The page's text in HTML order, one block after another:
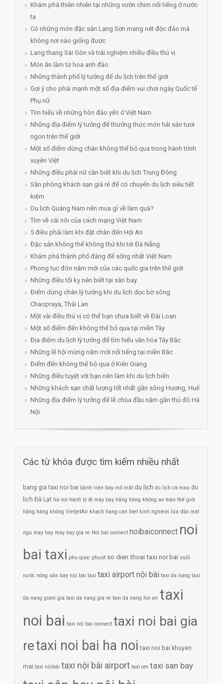
Khám phá thiên nhiên tại những vườn chim nổi tiếng ở nước
ta
Có những món đặc sản Lạng Sơn mang nét độc đáo mà
không nơi nào giống được
Lang thang Sài Gòn và trải nghiệm nhiều điều thú vị
Món ăn làm từ hoa anh đào
Những thành phố lý tưởng để du lịch trên thế giới
Gợi ý cho phái mạnh một số địa điểm vui chơi ngày Quốc tế
Phụ nữ
Tìm hiểu về những hòn đảo yến ở Việt Nam
Những địa điểm lý tưởng để thưởng thức món hải sản tươi
ngon trên thế giới
Một số điểm dừng chân không thể bỏ qua trong hành trình
xuyên Việt
Những điều phái nữ cần biết khi du lịch Trung Đông
Săn phòng khách sạn giá rẻ để có chuyến du lịch siêu tiết
kiệm
Du lịch Quảng Nam nên mua gì về làm quà?
Tìm về cái nôi của cách mạng Việt Nam
5 điều phải làm khi đặt chân đến Hội An
Đặc sản không thể không thử khi tới Đà Nẵng
Khám phá thành phố đáng để sống nhất Việt Nam
Phong tục đón năm mới của các quốc gia trên thế giới
Những điều tối kỵ nên biết tại sân bay
Điểm dừng chân lý tưởng khi du lịch dọc bờ sông
Chaopraya, Thái Lan
Một vài điều thú vị có thể bạn chưa biết về Đài Loan
Một số điểm đến không thể bỏ qua tại miền Tây
Địa điểm du lịch lý tưởng để tìm hiểu văn hóa Tây Bắc
Những lễ hội mừng năm mới nổi tiếng tại miền Bắc
Điểm đến không thể bỏ qua ở Kiên Giang
Những điều tuyệt vời bạn nên làm khi du lịch biển
Những khách sạn chất lượng tốt nhất gần sông Hương, Huế
Những địa điểm lý tưởng để lễ chùa đầu năm gần thủ đô Hà
Nội
Các từ khóa được tìm kiếm nhiều nhất
bang gia taxi noi bai bệnh viện bay mổ mắt du lịch du lịch cà mau du
lịch Đà Lạt ha noi hành lý đi máy bay hãng hàng không an toàn thế giới
hãng hàng không VietjetAir khach hang can biet kinh nghiem lừa đảo mat
ngu may bay may bay gia re Noi bai connect noibaiconnect noi
bai taxi phu quoc phượt so dien thoai taxi noi bai suối
nước nóng sân bay nội bài taxi taxi airport nội bài taxi da nang taxi
da nang giam gia taxi da nang gia re taxi da nang hoi an taxi
noi bai taxi noi bai connect taxi noi bai gia
retaxi noi bai ha noi taxi noi bai khuyen
mai taxi nộibài taxi nội bài airport taxi om taxi san bay